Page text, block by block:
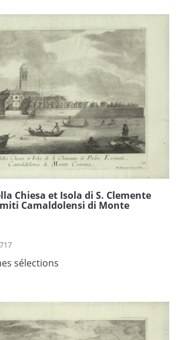
Chiesa et Isola di S. Clemente
Camaldolensi di Monte
sélections